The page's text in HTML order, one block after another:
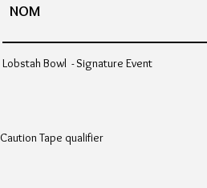
NOM
Lobstah Bowl - Signature Event
Caution Tape qualifier